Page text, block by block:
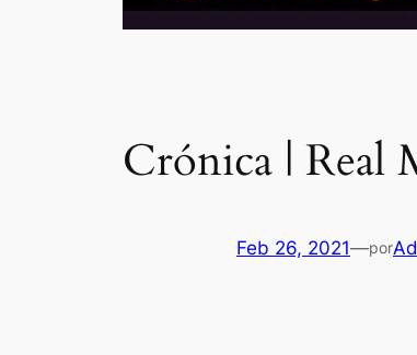
Crónica | Real
Feb 26, 2021—por